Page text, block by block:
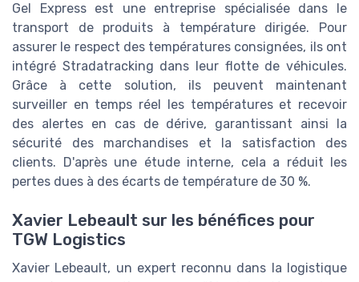
Gel Express est une entreprise spécialisée dans le
transport de produits à température dirigée. Pour
assurer le respect des températures consignées, ils ont
intégré Stradatracking dans leur flotte de véhicules.
Grâce à cette solution, ils peuvent maintenant
surveiller en temps réel les températures et recevoir
des alertes en cas de dérive, garantissant ainsi la
sécurité des marchandises et la satisfaction des
clients. D'après une étude interne, cela a réduit les
pertes dues à des écarts de température de 30 %.
Xavier Lebeault sur les bénéfices pour
TGW Logistics
Xavier Lebeault, un expert reconnu dans la logistique